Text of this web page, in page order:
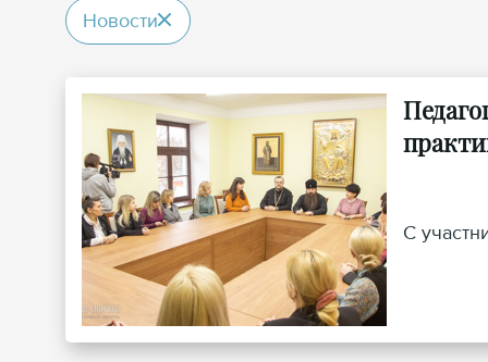
Новости
С